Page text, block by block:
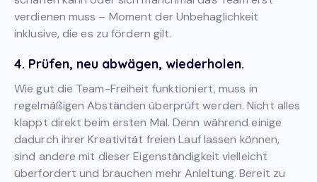
verdienen muss – Moment der Unbehaglichkeit
inklusive, die es zu fördern gilt.
4. Prüfen, neu abwägen, wiederholen.
Wie gut die Team-Freiheit funktioniert, muss in
regelmäßigen Abständen überprüft werden. Nicht alles
klappt direkt beim ersten Mal. Denn während einige
dadurch ihrer Kreativität freien Lauf lassen können,
sind andere mit dieser Eigenständigkeit vielleicht
überfordert und brauchen mehr Anleitung. Bereit zu